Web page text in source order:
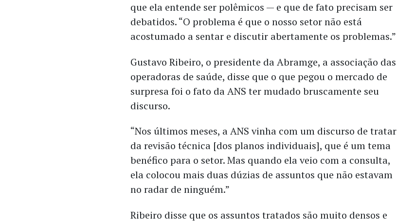
que ela entende ser polêmicos — e que de fato precisam ser
debatidos. “O problema é que o nosso setor não está
acostumado a sentar e discutir abertamente os problemas.”
Gustavo Ribeiro, o presidente da Abramge, a associação das
operadoras de saúde, disse que o que pegou o mercado de
surpresa foi o fato da ANS ter mudado bruscamente seu
discurso.
“Nos últimos meses, a ANS vinha com um discurso de tratar
da revisão técnica [dos planos individuais], que é um tema
benéfico para o setor. Mas quando ela veio com a consulta,
ela colocou mais duas dúzias de assuntos que não estavam
no radar de ninguém.”
Ribeiro disse que os assuntos tratados são muito densos e